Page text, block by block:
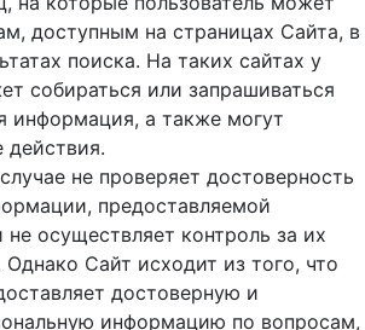
доступным на страницах Сайта, в
поиска. На таких сайтах у
собираться или запрашиваться
информация, а также могут
действия.
не проверяет достоверность
предоставляемой
не осуществляет контроль за их
Сайт исходит из того, что
достоверную и
информацию по вопросам,